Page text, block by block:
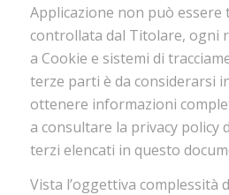
Applicazione non può essere
controllata dal Titolare, ogni
a Cookie e sistemi di
terze parti è da considerarsi
ottenere informazioni
a consultare la privacy policy
terzi elencati in questo
Vista l’oggettiva complessità